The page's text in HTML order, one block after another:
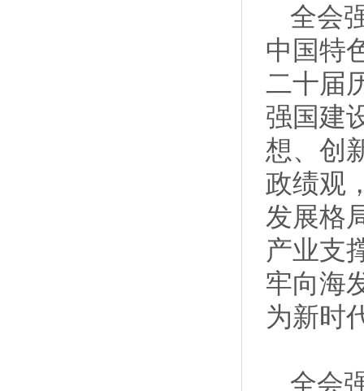
全会
中国特
二十届
强国建
想、创
政绩观
发展格
产业支
牢向海
为新时
全会